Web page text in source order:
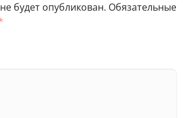
будет опубликован. Обязательные